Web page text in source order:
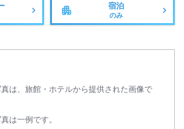
宿泊
のみ
は、旅館・ホテルから提供された画像で
は一例です。